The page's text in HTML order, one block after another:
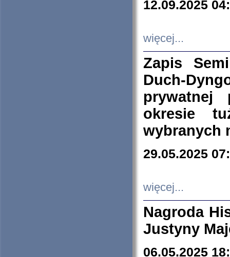
12.09.2025
więcej...
Zapis
Duch-
prywatnej
okresie
wybranych
29.05.2025
więcej...
Nagroda
Justyny
06.05.2025